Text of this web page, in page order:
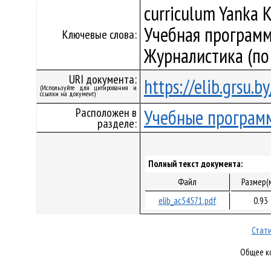
Ключевые слова:
curriculum Yanka
Учебная
Журналистика
URI документа:
(Используйте для цитирования и
ссылки на документ) https://
Расположен в
разделе: Учебные
Полный текст документа:
Файл
elib_ac54571.pdf
0.93
Общее